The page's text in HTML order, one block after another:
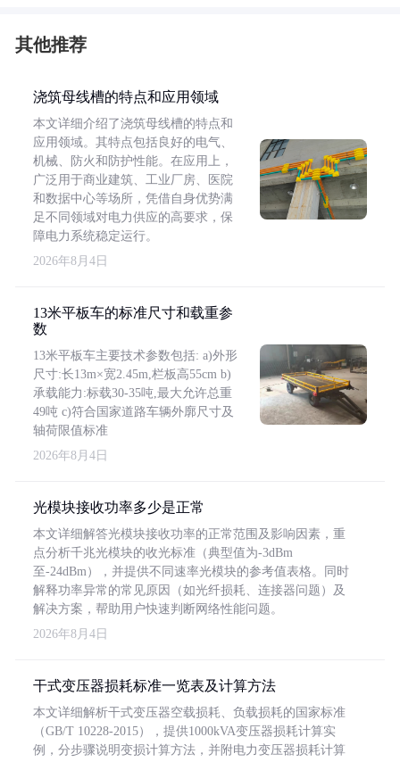
其他推荐
浇筑母线槽的特点和应用领域
本文详细介绍了浇筑母线槽的特点和
应用领域。其特点包括良好的电气、
机械、防火和防护性能。在应用上，
广泛用于商业建筑、工业厂房、医院
和数据中心等场所，凭借自身优势满
足不同领域对电力供应的高要求，保
障电力系统稳定运行。
2026年8月4日
13米平板车的标准尺寸和载重参
数
13米平板车主要技术参数包括: a)外形
尺寸:长13m×宽2.45m,栏板高55cm b)
承载能力:标载30-35吨,最大允许总重
49吨 c)符合国家道路车辆外廓尺寸及
轴荷限值标准
2026年8月4日
光模块接收功率多少是正常
本文详细解答光模块接收功率的正常范围及影响因素，重
点分析千兆光模块的收光标准（典型值为-3dBm
至-24dBm），并提供不同速率光模块的参考值表格。同时
解释功率异常的常见原因（如光纤损耗、连接器问题）及
解决方案，帮助用户快速判断网络性能问题。
2026年8月4日
干式变压器损耗标准一览表及计算方法
本文详细解析干式变压器空载损耗、负载损耗的国家标准
（GB/T 10228-2015），提供1000kVA变压器损耗计算实
例，分步骤说明变损计算方法，并附电力变压器损耗计算